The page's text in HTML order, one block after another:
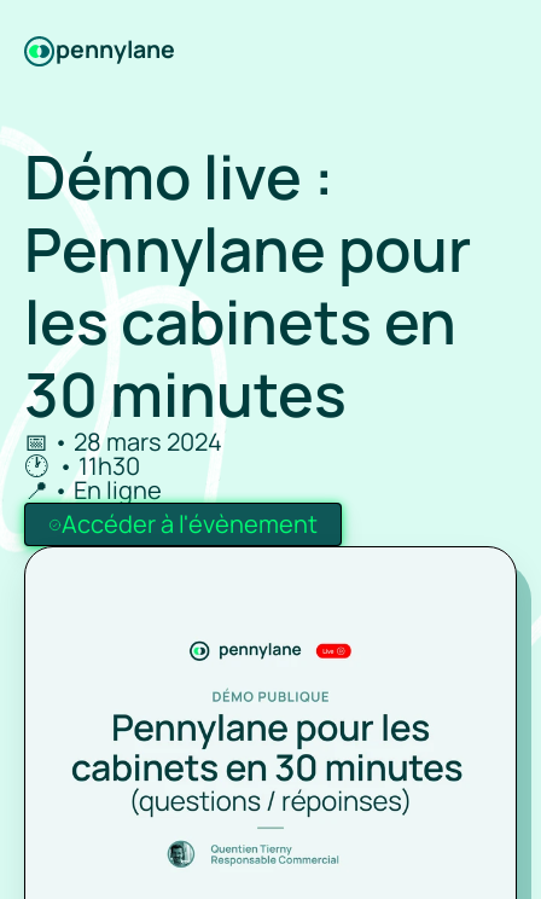
pennylane
Démo live :
Pennylane pour
les cabinets en
30 minutes
📅 • 28 mars 2024
🕐  • 11h30
📍 • En ligne
Accéder à l'évènement